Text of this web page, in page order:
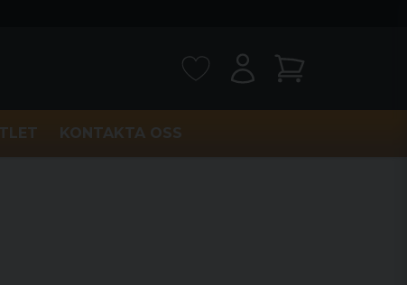
KONTAKTA OSS